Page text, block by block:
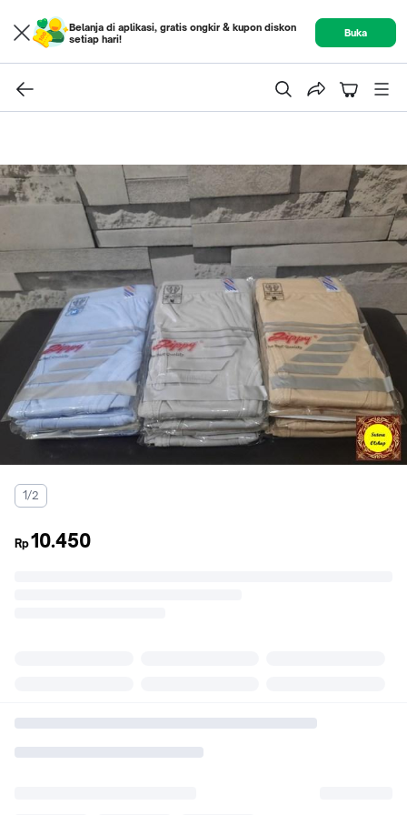
Belanja di aplikasi, gratis ongkir & kupon diskon
setiap hari!
Buka
1/2
Rp10.450